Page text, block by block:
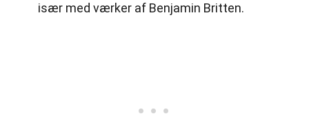
især med værker af Benjamin Britten.